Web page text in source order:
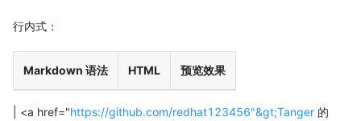
行内式：
Markdown 语法 HTML 预览效果
| <a href="https://github.com/redhat123456"&gt;Tanger 的